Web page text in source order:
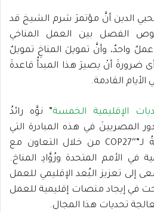
الدين أنَّ مؤتمرَ شرم الشيخ قد
الفصل بين العمل المناخي
واحدٌ، وأنَّ تمويلَ المناخِ تمويلٌ
ضرورةَ أنْ يصيرَ هذا المبدأُ قاعدةَ
القادمة.
الإقليمية الخمسة” نوَّه رائدُ
المصريينَ في هذه المبادرة التي
أطلقتها الرئاسةُ المصريةُ لـ”COP27″ من خلال التعاون مع
في الأمم المتحدة ورُوَّادِ المناخ.
إلى تعزيز البُعد الإقليمي للعمل
في إيجاد منصات إقليمية للعمل
تحديات هذا المجال.